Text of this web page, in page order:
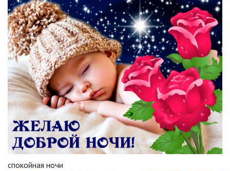
спокойная ночи